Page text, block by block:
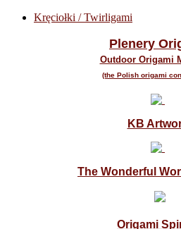
Kręciołki / Twirligami
Plenery
Outdoor Origami
(the Polish origami
KB
The Wonderful
Origami